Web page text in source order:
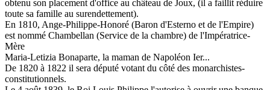
obtenu son placement d'office au château de Joux, (il a faillit réduire
toute sa famille au surendettement).
En 1810, Ange-Philippe-Honoré (Baron d'Esterno et de l'Empire)
est nommé Chambellan (Service de la chambre) de l'Impératrice-
Mère
Maria-Letizia Bonaparte, la maman de Napoléon Ier...
De 1820 à 1822 il sera député votant du côté des monarchistes-
constitutionnels.